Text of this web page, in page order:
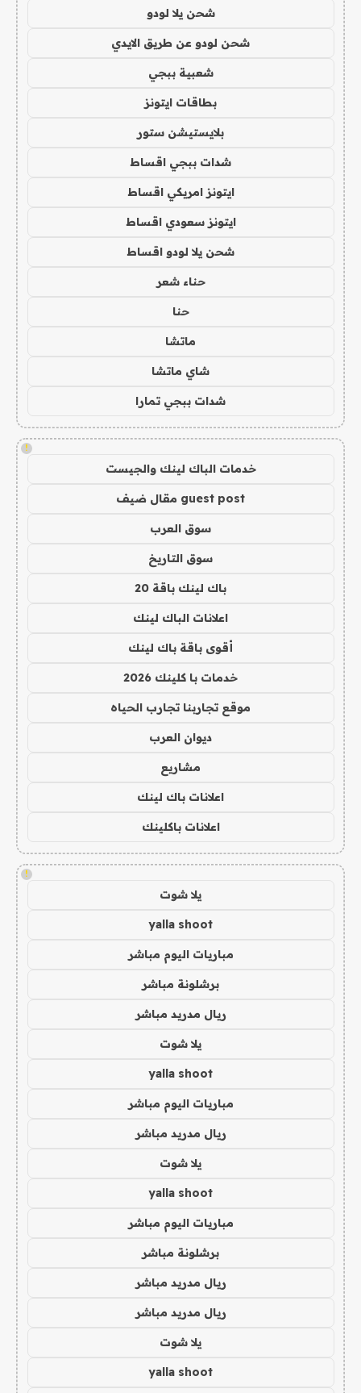
شحن يلا لودو
شحن لودو عن طريق الايدي
شعبية ببجي
بطاقات ايتونز
بلايستيشن ستور
شدات ببجي اقساط
ايتونز امريكي اقساط
ايتونز سعودي اقساط
شحن يلا لودو اقساط
حناء شعر
حنا
ماتشا
شاي ماتشا
شدات ببجي تمارا
!
خدمات الباك لينك والجيست
guest post مقال ضيف
سوق العرب
سوق التاريخ
باك لينك باقة 20
اعلانات الباك لينك
أقوى باقة باك لينك
خدمات با كلينك 2026
موقع تجاربنا تجارب الحياه
ديوان العرب
مشاريع
اعلانات باك لينك
اعلانات باكلينك
!
يلا شوت
yalla shoot
مباريات اليوم مباشر
برشلونة مباشر
ريال مدريد مباشر
يلا شوت
yalla shoot
مباريات اليوم مباشر
ريال مدريد مباشر
يلا شوت
yalla shoot
مباريات اليوم مباشر
برشلونة مباشر
ريال مدريد مباشر
ريال مدريد مباشر
يلا شوت
yalla shoot